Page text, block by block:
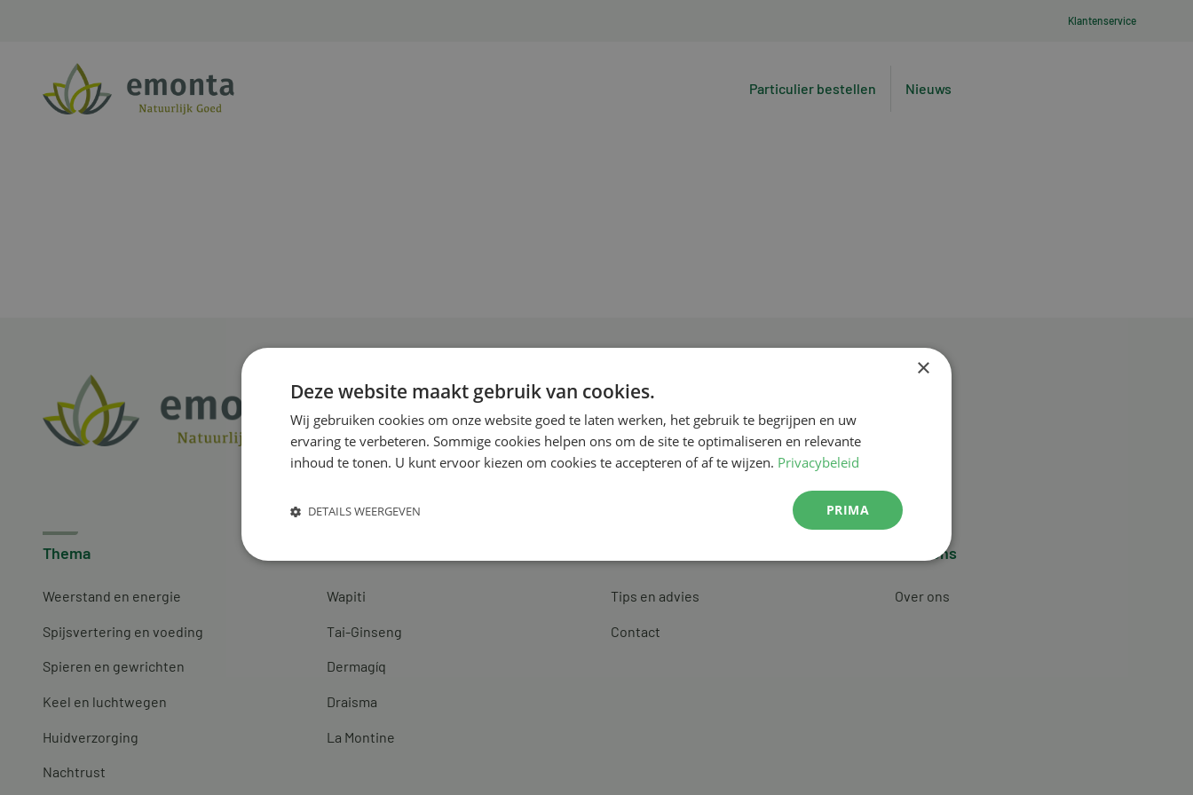
Klantenservice
Particulier bestellen Nieuws
Thema
Weerstand en energie
Spijsvertering en voeding
Spieren en gewrichten
Keel en luchtwegen
Huidverzorging
Nachtrust
Wapiti
Tai-Ginseng
Dermagíq
Draisma
La Montine
Tips en advies
Contact
Over ons
Over ons
×
Deze website maakt gebruik van cookies.
Wij gebruiken cookies om onze website goed te laten werken, het gebruik te begrijpen en uw
ervaring te verbeteren. Sommige cookies helpen ons om de site te optimaliseren en relevante
inhoud te tonen. U kunt ervoor kiezen om cookies te accepteren of af te wijzen. Privacybeleid
PRIMA
DETAILS WEERGEVEN